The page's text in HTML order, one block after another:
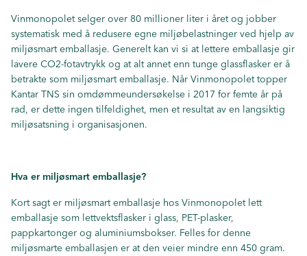
Vinmonopolet selger over 80 millioner liter i året og jobber
systematisk med å redusere egne miljøbelastninger ved hjelp av
miljøsmart emballasje. Generelt kan vi si at lettere emballasje gir
lavere CO2-fotavtrykk og at alt annet enn tunge glassflasker er å
betrakte som miljøsmart emballasje. Når Vinmonopolet topper
Kantar TNS sin omdømmeundersøkelse i 2017 for femte år på
rad, er dette ingen tilfeldighet, men et resultat av en langsiktig
miljøsatsning i organisasjonen.
Hva er miljøsmart emballasje?
Kort sagt er miljøsmart emballasje hos Vinmonopolet lett
emballasje som lettvektsflasker i glass, PET-plasker,
pappkartonger og aluminiumsbokser. Felles for denne
miljøsmarte emballasjen er at den veier mindre enn 450 gram.